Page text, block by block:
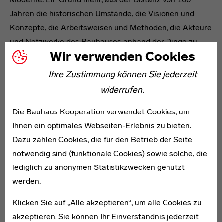
Wir verwenden Cookies
Ihre Zustimmung können Sie jederzeit
widerrufen.
Die Bauhaus Kooperation verwendet Cookies, um
Ihnen ein optimales Webseiten-Erlebnis zu bieten.
Dazu zählen Cookies, die für den Betrieb der Seite
notwendig sind (funktionale Cookies) sowie solche, die
lediglich zu anonymen Statistikzwecken genutzt
werden.
Klicken Sie auf „Alle akzeptieren“, um alle Cookies zu
akzeptieren. Sie können Ihr Einverständnis jederzeit
Jahren die historischen Umstände, die Visionen und
Konzepte, die Arbeitsweisen und Methoden, die Akteure
und Netzwerke des Bauhauses anhand der Dinge zu
vergegenwärtigen, die durch die Sammlungstätigkeit
seit 1976 erhalten sind.
Gleichzeitig verknüpft die Ausstellung räumlich und
Norden bis Süden wie ein roter Faden durch Dessau
ziehen. Während die Besucher*innen des
Bauhausgebäudes beispielsweise die Abläufe des
Unterrichts und des Zusammenlebens der
Bauhäusler*innen beim Begehen der Architektur
nachvollziehen können, werden Ideen und Alltag,
Klassen und Werkstätten, Lehrer und Schüler durch
Skizzen, Fotos, Kunstwerke und Werkstattprodukte im